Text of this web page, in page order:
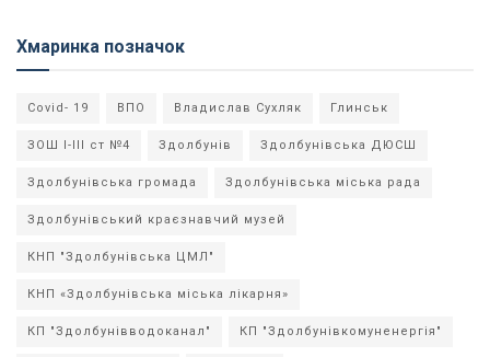
Хмаринка позначок
Covid- 19 ВПО Владислав Сухляк Глинськ
ЗОШ І-ІІІ ст №4 Здолбунів Здолбунівська ДЮСШ
Здолбунівська громада Здолбунівська міська рада
Здолбунівський краєзнавчий музей
КНП "Здолбунівська ЦМЛ"
КНП «Здолбунівська міська лікарня»
КП "Здолбунівводоканал" КП "Здолбунівкомуненергія"